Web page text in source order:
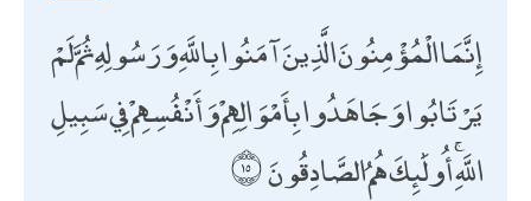
إِنَّمَا الْمُؤْمِنُونَ الَّذِينَ آمَنُوا بِاللَّهِ وَرَسُولِهِ ثُمَّ لَمْ
يَرْتَابُوا وَجَاهَدُوا بِأَمْوَالِهِمْ وَأَنْفُسِهِمْ فِي سَبِيلِ
اللَّهِ ۚ أُولَٰئِكَ هُمُ الصَّادِقُونَ